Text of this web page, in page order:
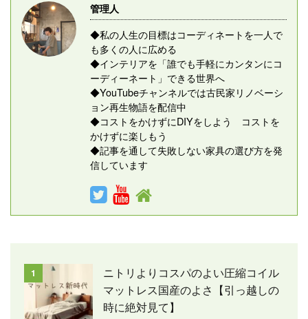
管理人
◆私の人生の目標はコーディネートを一人で
も多くの人に広める
◆インテリアを「誰でも手軽にカンタンにコ
ーディーネート」できる世界へ
◆YouTubeチャンネルでは古民家リノベーシ
ョン再生物語を配信中
◆コストをかけずにDIYをしよう コストを
かけずに楽しもう
◆記事を通して失敗しない家具の選び方を発
信しています
1
ニトリよりコスパのよい圧縮コイル
マットレス国産のよさ【引っ越しの
時に絶対見て】